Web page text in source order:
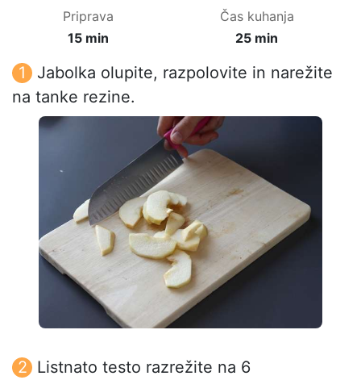
Priprava
15 min
Čas kuhanja
25 min
Jabolka olupite, razpolovite in narežite
na tanke rezine.
Listnato testo razrežite na 6